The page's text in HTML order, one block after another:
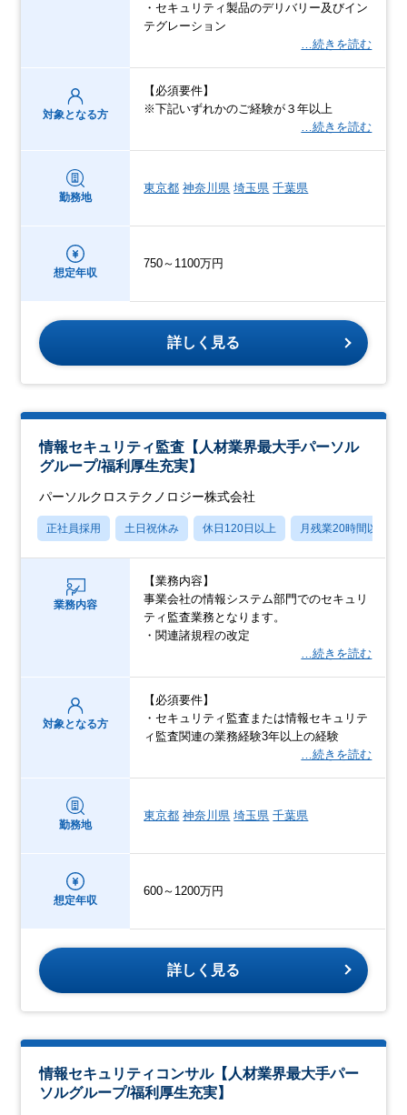
・セキュリティ製品のデリバリー及びイン
テグレーション
…続きを読む
対象となる方
【必須要件】
※下記いずれかのご経験が３年以上
…続きを読む
勤務地
東京都 神奈川県 埼玉県 千葉県
想定年収
750～1100万円
詳しく見る
情報セキュリティ監査【人材業界最大手パーソル
グループ/福利厚生充実】
パーソルクロステクノロジー株式会社
正社員採用 土日祝休み 休日120日以上 月残業20時間以内
業務内容
【業務内容】
事業会社の情報システム部門でのセキュリ
ティ監査業務となります。
・関連諸規程の改定
…続きを読む
対象となる方
【必須要件】
・セキュリティ監査または情報セキュリテ
ィ監査関連の業務経験3年以上の経験
…続きを読む
勤務地
東京都 神奈川県 埼玉県 千葉県
想定年収
600～1200万円
詳しく見る
情報セキュリティコンサル【人材業界最大手パー
ソルグループ/福利厚生充実】